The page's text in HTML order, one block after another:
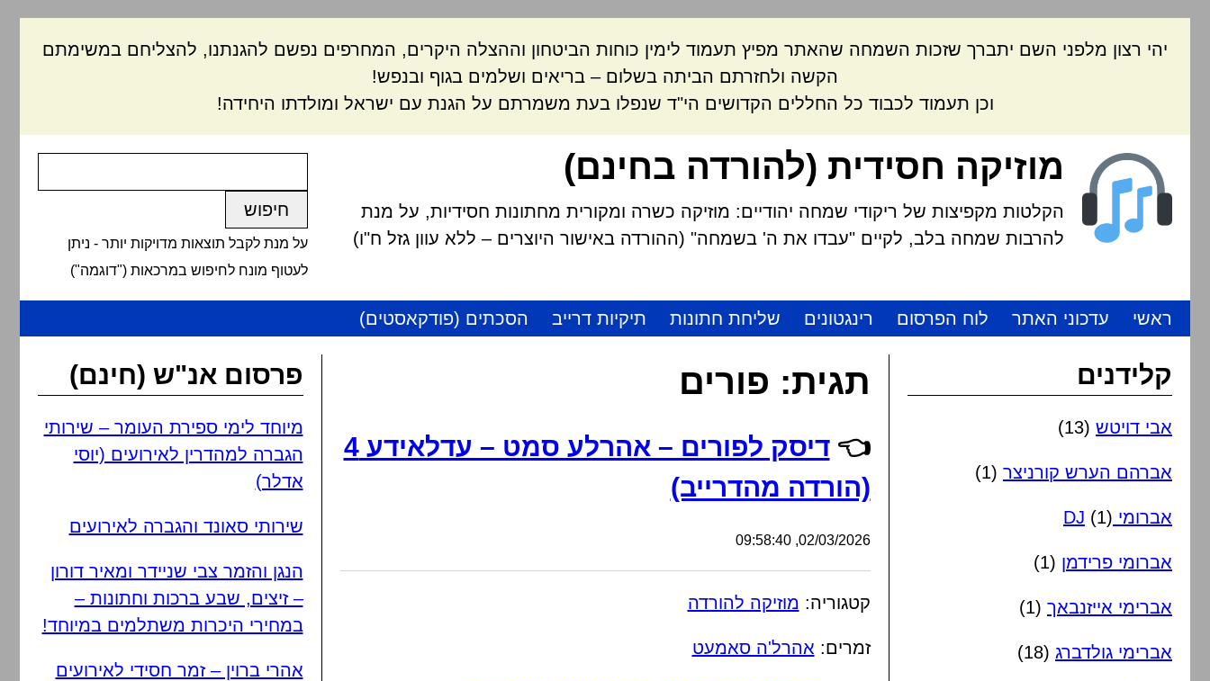
יהי רצון מלפני השם יתברך שזכות השמחה שהאתר מפיץ תעמוד לימין כוחות הביטחון וההצלה היקרים, המחרפים נפשם להגנתנו, להצליחם במשימתם
הקשה ולחזרתם הביתה בשלום – בריאים ושלמים בגוף ובנפש!
וכן תעמוד לכבוד כל החללים הקדושים הי"ד שנפלו בעת משמרתם על הגנת עם ישראל ומולדתו היחידה!
מוזיקה חסידית (להורדה בחינם)
הקלטות מקפיצות של ריקודי שמחה יהודיים: מוזיקה כשרה ומקורית מחתונות חסידיות, על מנת
להרבות שמחה בלב, לקיים "עבדו את ה' בשמחה" (ההורדה באישור היוצרים – ללא עוון גזל ח"ו)
על מנת לקבל תוצאות מדויקות יותר - ניתן
לעטוף מונח לחיפוש במרכאות ("דוגמה")
ראשי עדכוני האתר לוח הפרסום רינגטונים שליחת חתונות תיקיות דרייב הסכתים (פודקאסטים)
תגית: פורים
👈
דיסק לפורים – אהרלע סמט – עדלאידע 4
(הורדה מהדרייב)
02/03/2026, 09:58:40
קטגוריה: מוזיקה להורדה
זמרים: אהרל'ה סאמעט
קלידנים
אבי דויטש (13)
אברהם הערש קורניצר (1)
אברומי DJ (1)
אברומי פרידמן (1)
אברימי אייזנבאך (1)
אברימי גולדברג (18)
פרסום אנ"ש (חינם)
מיוחד לימי ספירת העומר – שירותי
הגברה למהדרין לאירועים (יוסי
אדלר)
שירותי סאונד והגברה לאירועים
הנגן והזמר צבי שניידר ומאיר דורון
– זיצים, שבע ברכות וחתונות –
במחירי היכרות משתלמים במיוחד!
אהרי ברוין – זמר חסידי לאירועים